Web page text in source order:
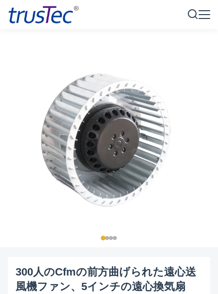
300人のCfmの前方曲げられた遠心送
風機ファン、5インチの遠心換気扇